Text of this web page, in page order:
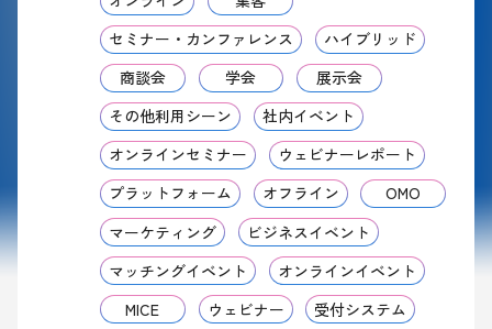
セミナー・カンファレンス
ハイブリッド
商談会
学会
展示会
その他利用シーン
社内イベント
オンラインセミナー
ウェビナーレポート
プラットフォーム
オフライン
OMO
マーケティング
ビジネスイベント
マッチングイベント
オンラインイベント
MICE
ウェビナー
受付システム